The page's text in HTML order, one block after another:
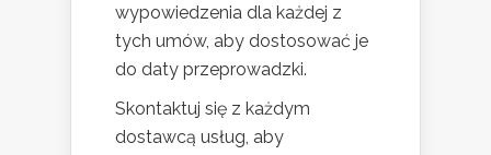
wypowiedzenia dla każdej z
tych umów, aby dostosować je
do daty przeprowadzki.
Skontaktuj się z każdym
dostawcą usług, aby